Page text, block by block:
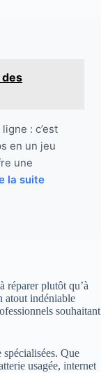
des
: c’est
en un jeu
une
la suite
réparer plutôt qu’à
atout indéniable
souhaitant
Que
usagée, internet